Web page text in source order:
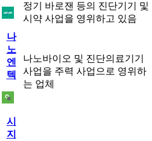
정기 바로잰 등의 진단기기 및
시약 사업을 영위하고 있음
나
노
엔
텍
나노바이오 및 진단의료기기
사업을 주력 사업으로 영위하
는 업체
시
지